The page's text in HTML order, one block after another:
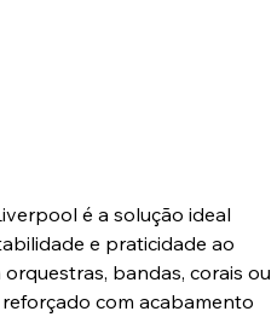
é a solução ideal
e praticidade ao
bandas, corais ou
com acabamento